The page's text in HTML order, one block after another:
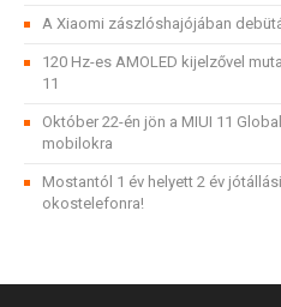
A Xiaomi zászlóshajójában
120 Hz-es AMOLED kijelzővel
11
Október 22-én jön a MIUI 11
mobilokra
Mostantól 1 év helyett 2 év
okostelefonra!